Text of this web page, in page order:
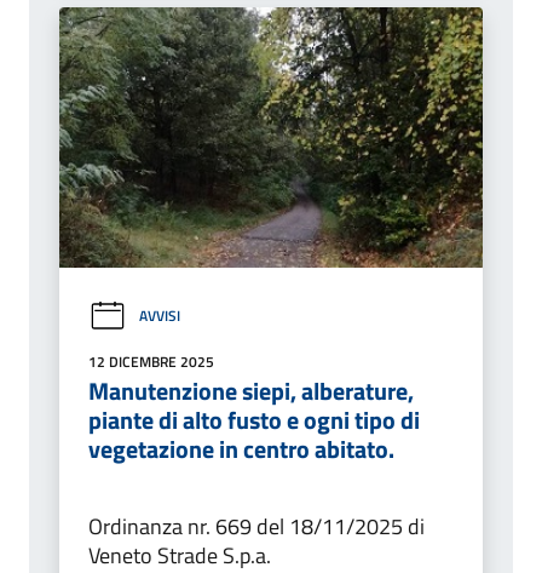
AVVISI
12 DICEMBRE 2025
Manutenzione siepi, alberature,
piante di alto fusto e ogni tipo di
vegetazione in centro abitato.
Ordinanza nr. 669 del 18/11/2025 di
Veneto Strade S.p.a.